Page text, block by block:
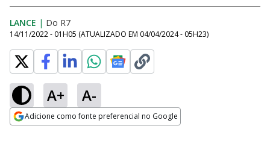
LANCE | Do R7
14/11/2022 - 01H05 (ATUALIZADO EM 04/04/2024 - 05H23)
A+ A-
Adicione como fonte preferencial no Google